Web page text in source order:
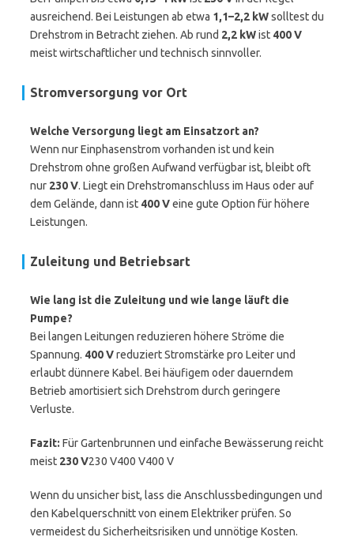
ausreichend. Bei Leistungen ab etwa 1,1–2,2 kWsolltest du
Drehstrom in Betracht ziehen. Ab rund 2,2 kWist 400 V
meist wirtschaftlicher und technisch sinnvoller.
Stromversorgung vor Ort
Welche Versorgung liegt am Einsatzort an?
Wenn nur Einphasenstrom vorhanden ist und kein
Drehstrom ohne großen Aufwand verfügbar ist, bleibt oft
nur 230 V. Liegt ein Drehstromanschluss im Haus oder auf
dem Gelände, dann ist 400 Veine gute Option für höhere
Leistungen.
Zuleitung und Betriebsart
Wie lang ist die Zuleitung und wie lange läuft die
Pumpe?
Bei langen Leitungen reduzieren höhere Ströme die
Spannung. 400 Vreduziert Stromstärke pro Leiter und
erlaubt dünnere Kabel. Bei häufigem oder dauerndem
Betrieb amortisiert sich Drehstrom durch geringere
Verluste.
Fazit: Für Gartenbrunnen und einfache Bewässerung reicht
meist 230 V230 V400 V400 V
Wenn du unsicher bist, lass die Anschlussbedingungen und
den Kabelquerschnitt von einem Elektriker prüfen. So
vermeidest du Sicherheitsrisiken und unnötige Kosten.